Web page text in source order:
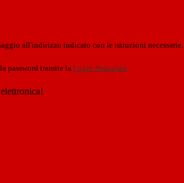
all'indirizzo indicato con le istruzioni necessarie.
password tramite la Login Spaggiari